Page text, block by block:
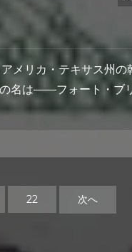
メリカ・テキサス州の
の名は――フォート・ブ
22 次へ